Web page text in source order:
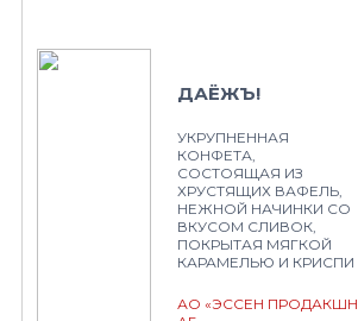
ДАЁЖЪ!
УКРУПНЕННАЯ
КОНФЕТА,
СОСТОЯЩАЯ ИЗ
ХРУСТЯЩИХ ВАФЕЛЬ,
НЕЖНОЙ НАЧИНКИ СО
ВКУСОМ СЛИВОК,
ПОКРЫТАЯ МЯГКОЙ
КАРАМЕЛЬЮ И КРИСПИ
АО «ЭССЕН ПРОДАКШН